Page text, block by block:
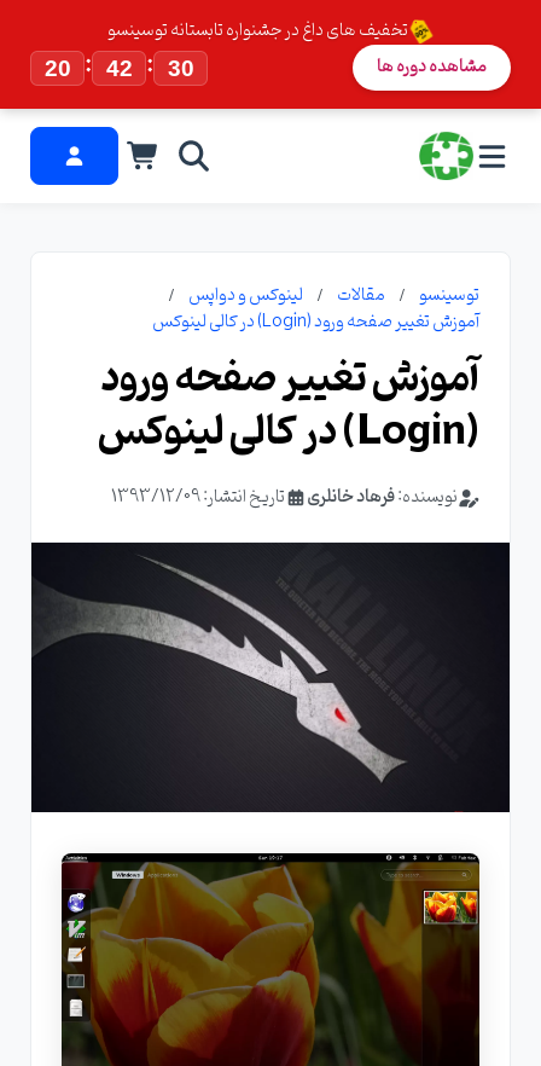
تخفیف های داغ در جشنواره تابستانه توسینسو
20
: 42 : 30 مشاهده دوره ها
توسینسو مقالات
لینوکس و دواپس
آموزش تغییر صفحه ورود (Login) در کالی لینوکس
آموزش تغییر صفحه ورود
(Login) در کالی لینوکس
نویسنده:فرهاد خانلری تاریخ انتشار: 1393/12/09